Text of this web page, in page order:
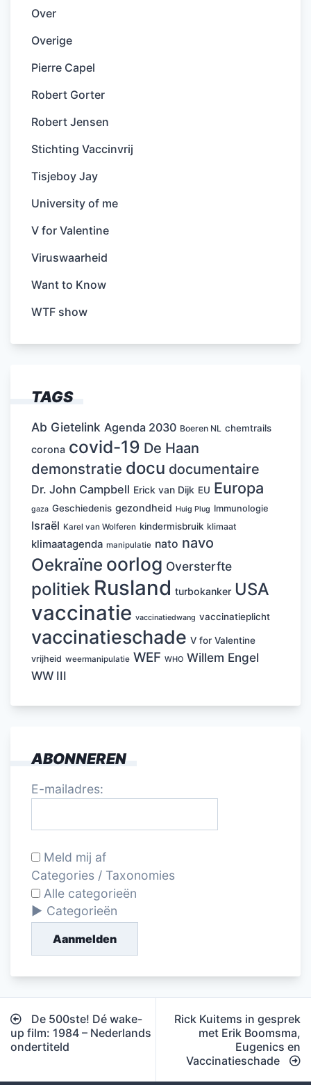
Over
Overige
Pierre Capel
Robert Gorter
Robert Jensen
Stichting Vaccinvrij
Tisjeboy Jay
University of me
V for Valentine
Viruswaarheid
Want to Know
WTF show
TAGS
Ab Gietelink Agenda 2030 Boeren NL chemtrails
corona covid-19 De Haan
demonstratie docu documentaire
Dr. John Campbell Erick van Dijk EU Europa
gaza Geschiedenis gezondheid Huig Plug Immunologie
Israël Karel van Wolferen kindermisbruik klimaat
klimaatagenda manipulatie nato navo
Oekraïne oorlog Oversterfte
politiek Rusland turbokanker USA
vaccinatie vaccinatiedwang vaccinatieplicht
vaccinatieschade V for Valentine
vrijheid weermanipulatie WEF WHO Willem Engel
WW III
ABONNEREN
E-mailadres:
Meld mij af
Categories / Taxonomies
Alle categorieën
Categorieën
Aanmelden
Bericht
navigatie
De 500ste! Dé wake-
up film: 1984 – Nederlands
ondertiteld
Rick Kuitems in gesprek
met Erik Boomsma,
Eugenics en
Vaccinatieschade